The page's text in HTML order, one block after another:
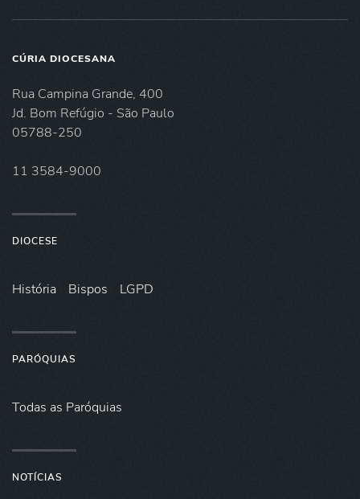
CÚRIA DIOCESANA
Rua Campina Grande, 400
Jd. Bom Refúgio - São Paulo
05788-250
11 3584-9000
DIOCESE
História Bispos LGPD
PARÓQUIAS
Todas as Paróquias
NOTÍCIAS